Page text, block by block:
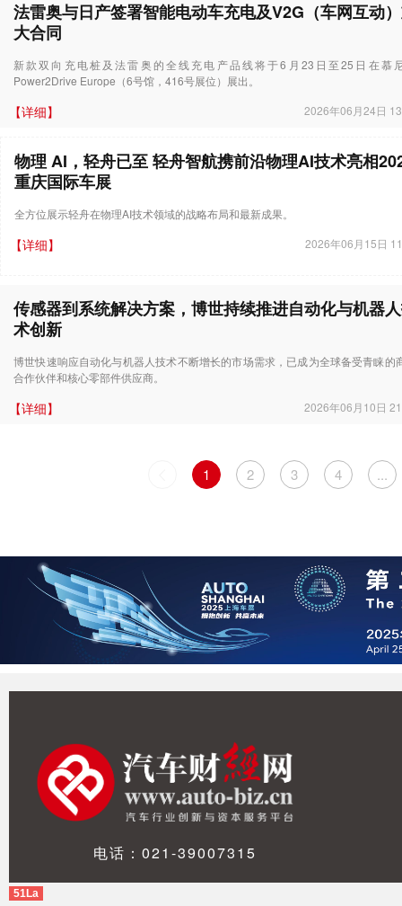
法雷奥与日产签署智能电动车充电及V2G（车网互动
大合同
新款双向充电桩及法雷奥的全线充电产品线将于6月23日至25日在慕
Power2Drive Europe（6号馆，416号展位）展出。
【详细】 2026年06月24日
物理 AI，轻舟已至 轻舟智航携前沿物理AI技术亮相
重庆国际车展
全方位展示轻舟在物理AI技术领域的战略布局和最新成果。
【详细】 2026年06月15日
传感器到系统解决方案，博世持续推进自动化与机器
术创新
博世快速响应自动化与机器人技术不断增长的市场需求，已成为全球备受青睐的
合作伙伴和核心零部件供应商。
【详细】 2026年06月10日
1 2 3 4 ...
电话：021-39007315
51La